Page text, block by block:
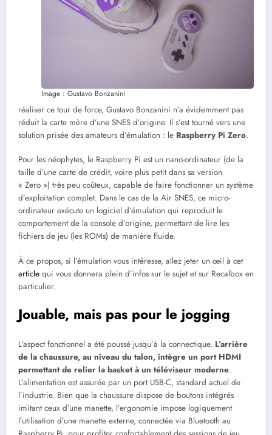
Image : Gustavo Bonzanini
réaliser ce tour de force, Gustavo Bonzanini n’a évidemment pas
réduit la carte mère d’une SNES d’origine. Il s’est tourné vers une
solution prisée des amateurs d’émulation : le Raspberry Pi Zero.
Pour les néophytes, le Raspberry Pi est un nano-ordinateur (de la
taille d’une carte de crédit, voire plus petit dans sa version
« Zero ») très peu coûteux, capable de faire fonctionner un système
d’exploitation complet. Dans le cas de la Air SNES, ce micro-
ordinateur exécute un logiciel d’émulation qui reproduit le
comportement de la console d’origine, permettant de lire les
fichiers de jeu (les ROMs) de manière fluide.
À ce propos, si l’émulation vous intéresse, allez jeter un œil à cet
article qui vous donnera plein d’infos sur le sujet et sur Recalbox en
particulier.
Jouable, mais pas pour le jogging
L’aspect fonctionnel a été poussé jusqu’à la connectique. L’arrière
de la chaussure, au niveau du talon, intègre un port HDMI
permettant de relier la basket à un téléviseur moderne.
L’alimentation est assurée par un port USB-C, standard actuel de
l’industrie. Bien que la chaussure dispose de boutons intégrés
imitant ceux d’une manette, l’ergonomie impose logiquement
l’utilisation d’une manette externe, connectée via Bluetooth au